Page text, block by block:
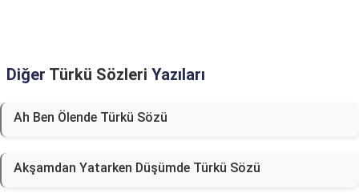
Diğer Türkü Sözleri Yazıları
Ah Ben Ölende Türkü Sözü
Akşamdan Yatarken Düşümde Türkü Sözü